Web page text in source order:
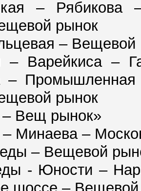
– Рябикова
рынок
– Вещевой
– Варейкиса –
Промышленная
рынок
Вещ рынок»
– Минаева –
– Вещевой
- Юности –